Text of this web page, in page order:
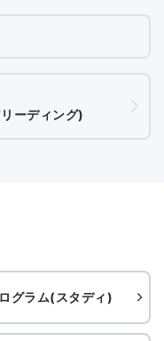
ーディング)
グラム(スタディ)